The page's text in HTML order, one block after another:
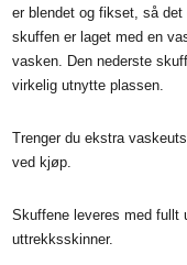
er blendet og fikset, så
skuffen er laget med en
vasken. Den nederste
virkelig utnytte plassen.
Trenger du ekstra
ved kjøp.
Skuffene leveres med fullt
uttrekksskinner.